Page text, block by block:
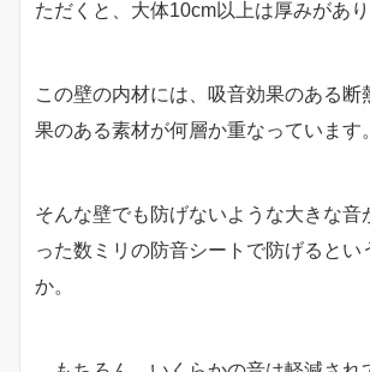
ただくと、大体10cm以上は厚みがあり
この壁の内材には、吸音効果のある断
果のある素材が何層か重なっています。
そんな壁でも防げないような大きな音
った数ミリの防音シートで防げるとい
か。